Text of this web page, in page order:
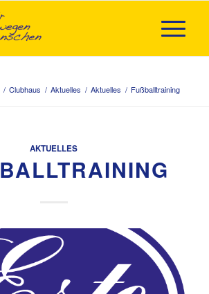
/ Clubhaus / Aktuelles / Aktuelles / Fußballtraining
AKTUELLES